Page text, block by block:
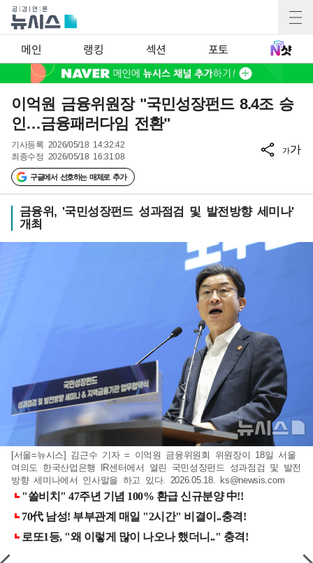
메인 랭킹 섹션 포토
이억원 금융위원장 "국민성장펀드 8.4조 승
인…금융패러다임 전환"
기사등록 2026/05/18 14:32:42
최종수정 2026/05/18 16:31:08
구글에서 선호하는 매체로 추가
가가
금융위, '국민성장펀드 성과점검 및 발전방향 세미나'
개최
[서울=뉴시스] 김근수 기자 = 이억원 금융위원회 위원장이 18일 서울
여의도 한국산업은행 IR센터에서 열린 국민성장펀드 성과점검 및 발전
방향 세미나에서 인사말을 하고 있다. 2026.05.18.
ks@newsis.com